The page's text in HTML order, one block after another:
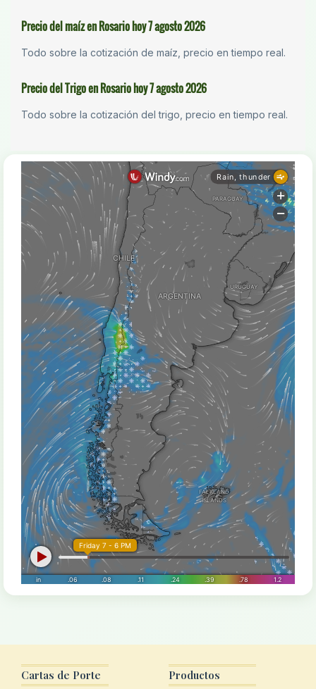
Precio del maíz en Rosario hoy 7 agosto 2026
Todo sobre la cotización de maíz, precio en tiempo real.
Precio del Trigo en Rosario hoy 7 agosto 2026
Todo sobre la cotización del trigo, precio en tiempo real.
Cartas de Porte Productos